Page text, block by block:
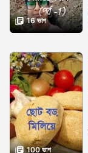
 16 ভাগ
 100 ভাগ